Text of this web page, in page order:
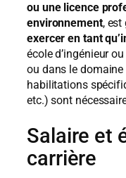
ou une licence
environnement, est
exercer en tant
école d’ingénieur
ou dans le
habilitations
etc.) sont
Salaire et
carrière